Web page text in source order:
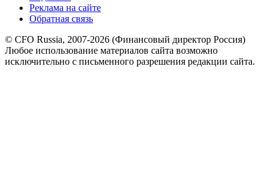
Реклама на сайте
Обратная связь
© CFO Russia, 2007-2026 (Финансовый директор Россия)
Любое использование материалов сайта возможно
исключительно с письменного разрешения редакции сайта.